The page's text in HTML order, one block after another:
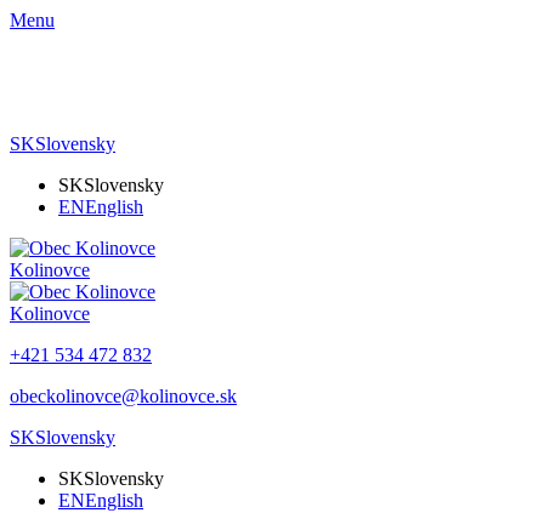
Menu
SKSlovensky
SKSlovensky
ENEnglish
Kolinovce
Kolinovce
+421 534 472 832
obeckolinovce@kolinovce.sk
SKSlovensky
SKSlovensky
ENEnglish